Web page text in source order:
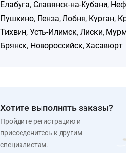
Елабуга, Славянск-на-Кубани,
Пушкино, Пенза,Лобня, Курган,
Тихвин,Усть-Илимск,Лиски,
Брянск, Новороссийск,Хасавюрт
Хотите выполнять заказы?
Пройдите регистрацию и
присоеденитесь к другим
специалистам.